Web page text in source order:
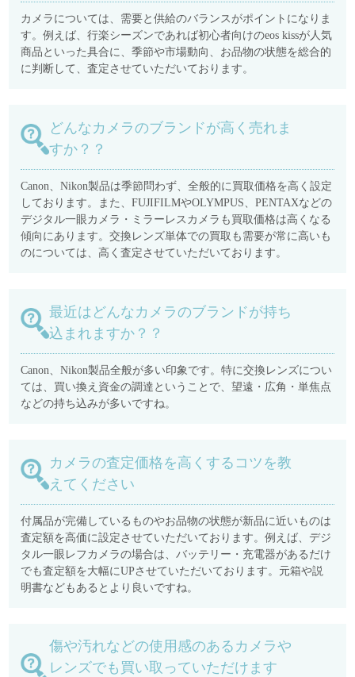
カメラについては、需要と供給のバランスがポイントになりま
す。例えば、行楽シーズンであれば初心者向けのeos kissが人気
商品といった具合に、季節や市場動向、お品物の状態を総合的
に判断して、査定させていただいております。
どんなカメラのブランドが高く売れま
すか？？
Canon、Nikon製品は季節問わず、全般的に買取価格を高く設定
しております。また、FUJIFILMやOLYMPUS、PENTAXなどの
デジタル一眼カメラ・ミラーレスカメラも買取価格は高くなる
傾向にあります。交換レンズ単体での買取も需要が常に高いも
のについては、高く査定させていただいております。
最近はどんなカメラのブランドが持ち
込まれますか？？
Canon、Nikon製品全般が多い印象です。特に交換レンズについ
ては、買い換え資金の調達ということで、望遠・広角・単焦点
などの持ち込みが多いですね。
カメラの査定価格を高くするコツを教
えてください
付属品が完備しているものやお品物の状態が新品に近いものは
査定額を高価に設定させていただいております。例えば、デジ
タル一眼レフカメラの場合は、バッテリー・充電器があるだけ
でも査定額を大幅にUPさせていただいております。元箱や説
明書などもあるとより良いですね。
傷や汚れなどの使用感のあるカメラや
レンズでも買い取っていただけます